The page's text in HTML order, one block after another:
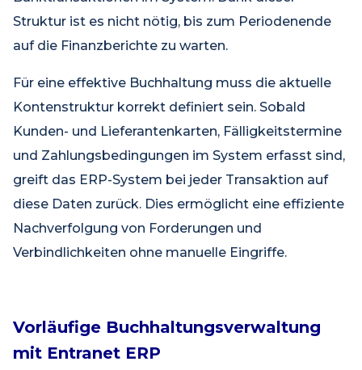
Struktur ist es nicht nötig, bis zum Periodenende
auf die Finanzberichte zu warten.
Für eine effektive Buchhaltung muss die aktuelle
Kontenstruktur korrekt definiert sein. Sobald
Kunden- und Lieferantenkarten, Fälligkeitstermine
und Zahlungsbedingungen im System erfasst sind,
greift das ERP-System bei jeder Transaktion auf
diese Daten zurück. Dies ermöglicht eine effiziente
Nachverfolgung von Forderungen und
Verbindlichkeiten ohne manuelle Eingriffe.
Vorläufige Buchhaltungsverwaltung
mit Entranet ERP